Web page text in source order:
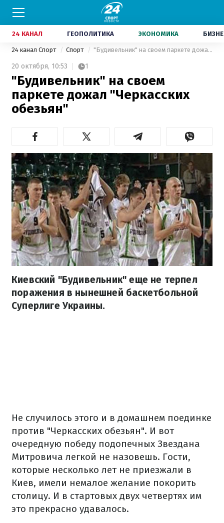
24 КАНАЛ ГЕОПОЛИТИКА ЭКОНОМИКА
24 канал Спорт Спорт "Будивельник" на своем паркете дожал "Черкасских обезьян"
20 октября, 10:53 1
"Будивельник" на своем
паркете дожал "Черкасских
обезьян"
Киевский "Будивельник" еще не терпел
поражения в нынешней баскетбольной
Суперлиге Украины.
Не случилось этого и в домашнем поединке
против "Черкасских обезьян". И вот
очередную победу подопечных Звездана
Митровича легкой не назовешь. Гости,
которые несколько лет не приезжали в
Киев, имели немалое желание покорить
столицу. И в стартовых двух четвертях им
это прекрасно удавалось.